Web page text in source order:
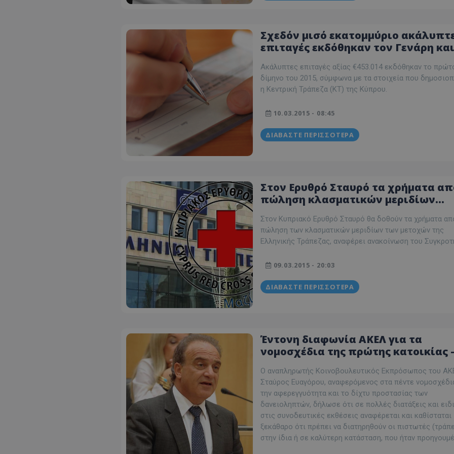
Σχεδόν μισό εκατομμύριο
επιταγές εκδόθηκαν τον Γενάρη και
Ακάλυπτες επιταγές αξίας €453.014 εκδόθηκαν το
δίμηνο του 2015, σύμφωνα με τα στοιχεία που
η Κεντρική Τράπεζα (ΚΤ) της Κύπρου.
10.03.2015 - 08:45
ΔΙΑΒΆΣΤΕ ΠΕΡΙΣΣΌΤΕΡΑ
Στον Ερυθρό Σταυρό τα χρήματα
πώληση κλασματικών μεριδίων
Στον Κυπριακό Ερυθρό Σταυρό θα δοθούν τα χρήματα
πώληση των κλασματικών μεριδίων των μετοχών της
Ελληνικής Τράπεζας, αναφέρει ανακοίνωση του
09.03.2015 - 20:03
ΔΙΑΒΆΣΤΕ ΠΕΡΙΣΣΌΤΕΡΑ
Έντονη διαφωνία ΑΚΕΛ για τα
νομοσχέδια της πρώτης κατοικίας
Ο αναπληρωτής Κοινοβουλευτικός Εκπρόσωπος του
Σταύρος Ευαγόρου, αναφερόμενος στα πέντε
την αφερεγγυότητα και το δίχτυ προστασίας των
δανειοληπτών, δήλωσε ότι σε πολλές διατάξεις και
στις συνοδευτικές εκθέσεις αναφέρεται και καθίσταται
ξεκάθαρο ότι πρέπει να διατηρηθούν οι πιστωτές
στην ίδια ή σε καλύτερη κατάσταση, που ήταν
με τον οποίο ο
χρησιμοποιεί
τυχόν
επισκεφθεί τον
VISITOR_PRIVACY_METADATA
YouTube
.youtube.com
5 μήνες 4
Αυτό το cookie
και ρομπότ.
για τον
κάνει έγκυρες
__cf_bm
Cloudflare Inc.
.twitter.com
29 λεπτά 59
δευτερόλεπτα
Αυτό το cookie
για τη
και ρομπότ.
για τον
ASP.NET_SessionId
lifenewscy.tothemaonline.com
msToken
.tiktok.com
1 εβδομάδα 3
μέρες
Αυτό το cookie
για σκοπούς
ασφάλειας,
χρήστες
εξασφαλισμένα
περιηγούνται
ιστοσελίδας ή
τις υπηρεσίες
CookieScriptConsent
CookieScript
www.tothemaonline.com
4 εβδομάδες
2 μέρες
Αυτό το cookie
από την
Script.com για
προτιμήσεις
επισκέπτη Είναι
banner cookie